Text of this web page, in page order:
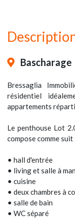
Bascharage
Bressaglia
résidentiel
appartements
Le penthouse Lot
compose comme suit
• hall d'entrée
• living et salle à
• cuisine
• deux chambres à
• salle de bain
• WC séparé